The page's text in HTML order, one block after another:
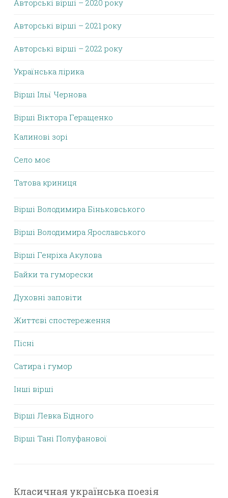
Авторські вірші – 2020 року
Авторські вірші – 2021 року
Авторські вірші – 2022 року
Українська лірика
Вірші Ільї Чернова
Вірші Віктора Геращенко
Калинові зорі
Село моє
Татова криниця
Вірші Володимира Біньковського
Вірші Володимира Ярославського
Вірші Генріха Акулова
Байки та гуморески
Духовні заповіти
Життєві спостереження
Пісні
Сатира і гумор
Інші вірші
Вірші Левка Бідного
Вірші Тані Полуфанової
Класичная українська поезія